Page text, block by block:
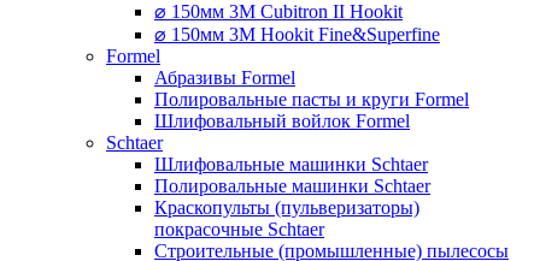
⌀ 150мм 3M Cubitron II Hookit
⌀ 150мм 3M Hookit Fine&Superfine
Formel
Абразивы Formel
Полировальные пасты и круги Formel
Шлифовальный войлок Formel
Schtaer
Шлифовальные машинки Schtaer
Полировальные машинки Schtaer
Краскопульты (пульверизаторы)
покрасочные Schtaer
Строительные (промышленные) пылесосы